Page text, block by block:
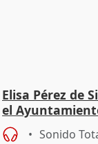
Elisa Pérez de
el
Sonido